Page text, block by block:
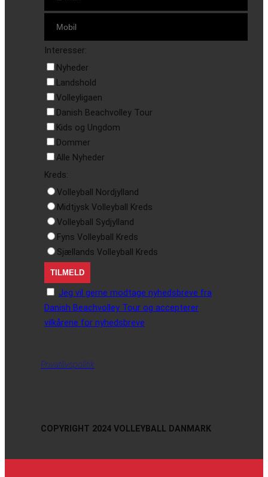
Interesser:
Nyheder
Landshold
Volleyligaen
Danish Beachvolley Tour
Kids og Ungdom
Dommer
Alle Nyheder
Kreds:
Volleyball Nordjylland
Midtjysk Volleyball Kreds
Volleyball Sydjylland
Fyns Volleyball Kreds
Sjællands Volleyball Kreds
Jeg vil gerne modtage nyhedsbreve fra
Danish Beachvolley Tour og accepterer
vilkårene for nyhedsbreve
Privatlivspolitik
COPYRIGHT 2024 VOLLEYBALL DANMARK